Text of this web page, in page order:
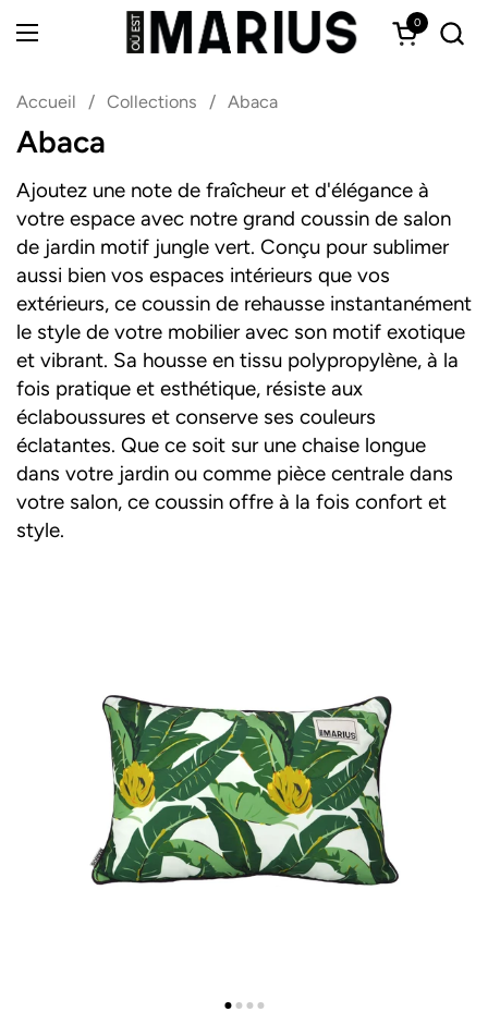
Passer au contenu
Ouvrir le
0
Ouvrir le menu
Accueil / Collections / Abaca
Abaca
Ajoutez une note de fraîcheur et d'élégance à
votre espace avec notre grand coussin de salon
de jardin motif jungle vert. Conçu pour sublimer
aussi bien vos espaces intérieurs que vos
extérieurs, ce coussin de rehausse instantanément
le style de votre mobilier avec son motif exotique
et vibrant. Sa housse en tissu polypropylène, à la
fois pratique et esthétique, résiste aux
éclaboussures et conserve ses couleurs
éclatantes. Que ce soit sur une chaise longue
dans votre jardin ou comme pièce centrale dans
votre salon, ce coussin offre à la fois confort et
style.